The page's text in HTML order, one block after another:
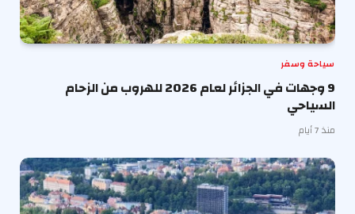
سياحة وسفر
9 وجهات في الجزائر لعام 2026 للهروب من الزحام
السياحي
منذ 7 أيام